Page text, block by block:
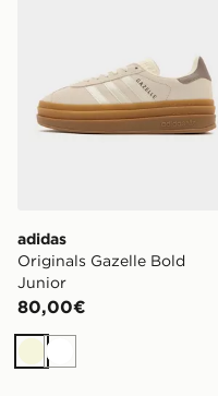
adidas
Originals Gazelle Bold
Junior
80,00€
BeigeBianco